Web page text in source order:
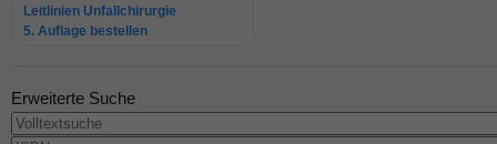
Leitlinien Unfallchirurgie
5. Auflage bestellen
Erweiterte Suche